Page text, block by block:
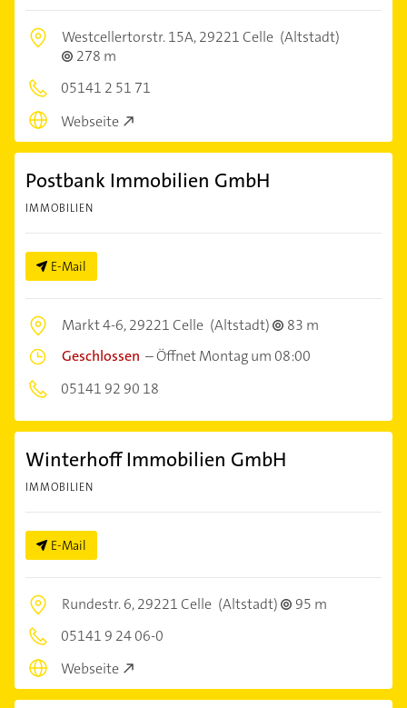
Westcellertorstr. 15A,29221 Celle (Altstadt)
278 m
05141 2 51 71
Webseite
Postbank Immobilien GmbH
IMMOBILIEN
E-Mail
Markt 4-6,29221 Celle (Altstadt)
83 m
Geschlossen –Öffnet Montag um 08:00
05141 92 90 18
Winterhoff Immobilien GmbH
IMMOBILIEN
E-Mail
Rundestr. 6,29221 Celle (Altstadt)
95 m
05141 9 24 06-0
Webseite